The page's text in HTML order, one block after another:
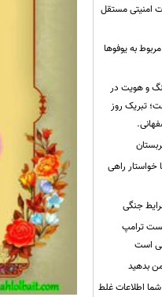
امنیتی مستقل
به یوفوها
و هویت در
تبریک روز
راهی
جنگی
ترامپ
است
بدهید
اطلاعات غلط